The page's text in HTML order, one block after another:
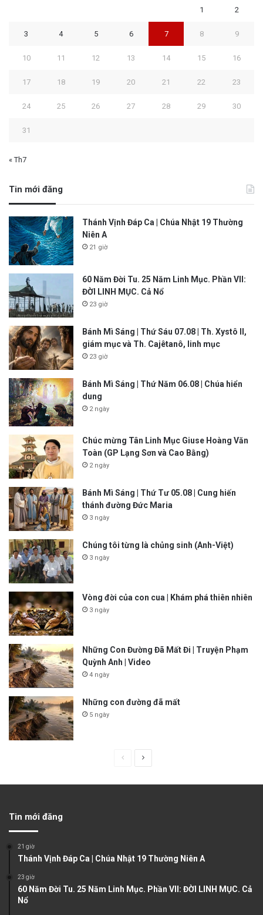
1 2
3 4 5 6 7 8 9
10 11 12 13 14 15 16
17 18 19 20 21 22 23
24 25 26 27 28 29 30
31
« Th7
Tin mới đăng
Thánh Vịnh Đáp Ca | Chúa Nhật 19 Thường
Niên A
21 giờ
60 Năm Đời Tu. 25 Năm Linh Mục. Phần VII:
ĐỜI LINH MỤC. Cả Nổ
23 giờ
Bánh Mì Sáng | Thứ Sáu 07.08 | Th. Xystô II,
giám mục và Th. Cajêtanô, linh mục
23 giờ
Bánh Mì Sáng | Thứ Năm 06.08 | Chúa hiển
dung
2 ngày
Chúc mừng Tân Linh Mục Giuse Hoàng Văn
Toàn (GP Lạng Sơn và Cao Bằng)
2 ngày
Bánh Mì Sáng | Thứ Tư 05.08 | Cung hiến
thánh đường Đức Maria
3 ngày
Chúng tôi từng là chủng sinh (Anh-Việt)
3 ngày
Vòng đời của con cua | Khám phá thiên nhiên
3 ngày
Những Con Đường Đã Mất Đi | Truyện Phạm
Quỳnh Anh | Video
4 ngày
Những con đường đã mất
5 ngày
u
g
Tin mới đăng
21 giờ
Thánh Vịnh Đáp Ca | Chúa Nhật 19 Thường Niên A
23 giờ
60 Năm Đời Tu. 25 Năm Linh Mục. Phần VII: ĐỜI LINH MỤC. Cả
Nổ